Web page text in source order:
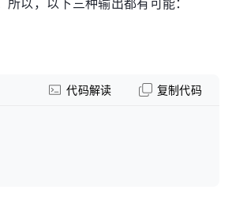
"chan2 ready.")
"main exit.")
代码解读 复制代码